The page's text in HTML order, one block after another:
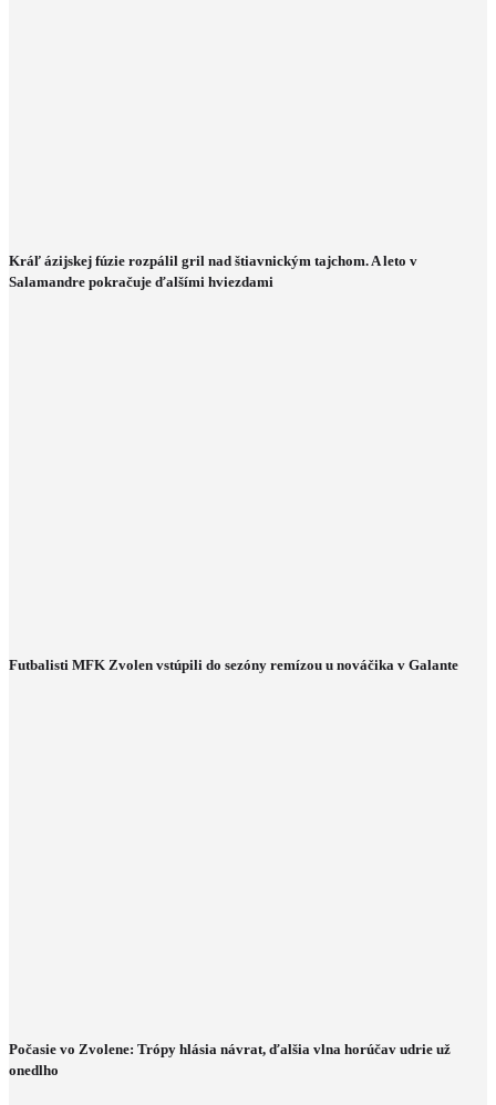
Kráľ ázijskej fúzie rozpálil gril nad štiavnickým tajchom. A leto v
Salamandre pokračuje ďalšími hviezdami
Futbalisti MFK Zvolen vstúpili do sezóny remízou u nováčika v Galante
Počasie vo Zvolene: Trópy hlásia návrat, ďalšia vlna horúčav udrie už
onedlho